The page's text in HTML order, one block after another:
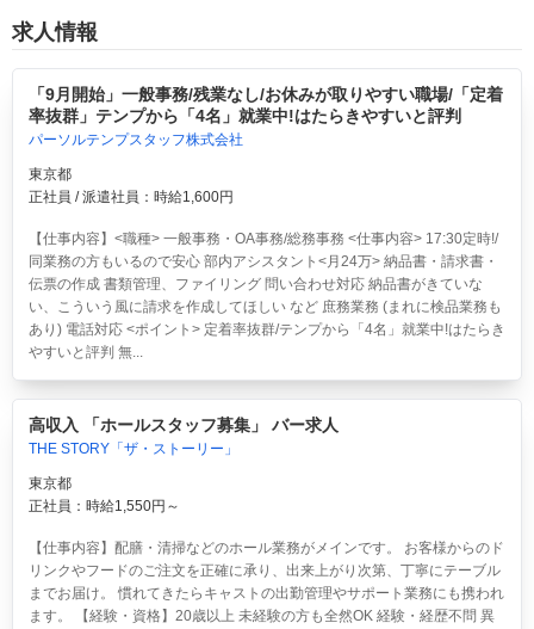
求人情報
「9月開始」一般事務/残業なし/お休みが取りやすい職場/「定着
率抜群」テンプから「4名」就業中!はたらきやすいと評判
パーソルテンプスタッフ株式会社
東京都
正社員 / 派遣社員：時給1,600円
【仕事内容】<職種> 一般事務・OA事務/総務事務 <仕事内容> 17:30定時!/
同業務の方もいるので安心 部内アシスタント<月24万> 納品書・請求書・
伝票の作成 書類管理、ファイリング 問い合わせ対応 納品書がきていな
い、こういう風に請求を作成してほしい など 庶務業務 (まれに検品業務も
あり) 電話対応 <ポイント> 定着率抜群/テンプから「4名」就業中!はたらき
やすいと評判 無...
高収入 「ホールスタッフ募集」 バー求人
THE STORY「ザ・ストーリー」
東京都
正社員：時給1,550円～
【仕事内容】配膳・清掃などのホール業務がメインです。 お客様からのド
リンクやフードのご注文を正確に承り、出来上がり次第、丁寧にテーブル
までお届け。 慣れてきたらキャストの出勤管理やサポート業務にも携われ
ます。 【経験・資格】20歳以上 未経験の方も全然OK 経験・経歴不問 異